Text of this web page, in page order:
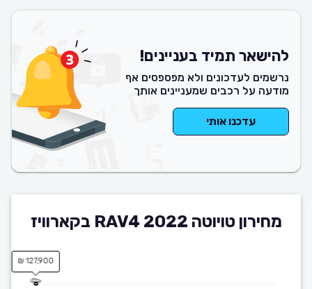
להישאר תמיד בעניינים!
נרשמים לעדכונים ולא מפספסים אף
מודעה על רכבים שמעניינים אותך
עדכנו אותי
מחירון טויוטה RAV4 2022 בקארוויז
127,900 ₪